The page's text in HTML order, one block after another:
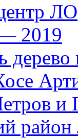
ЛО
2019
дерево
и
район